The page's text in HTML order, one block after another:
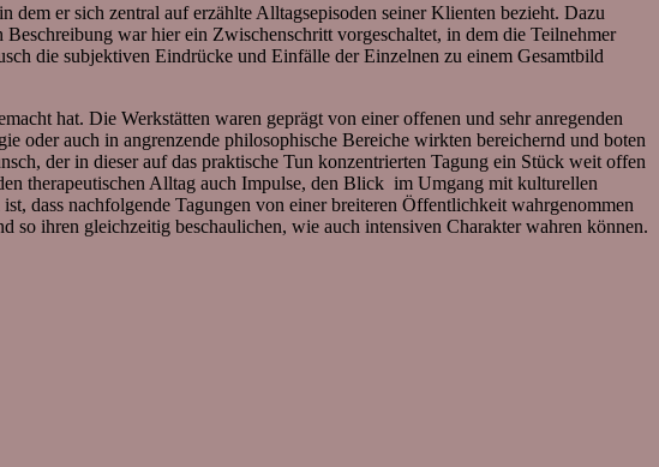
er sich zentral auf erzählte Alltagsepisoden seiner Klienten bezieht. Dazu
war hier ein Zwischenschritt vorgeschaltet, in dem die Teilnehmer
die subjektiven Eindrücke und Einfälle der Einzelnen zu einem Gesamtbild
hat. Die Werkstätten waren geprägt von einer offenen und sehr anregenden
oder auch in angrenzende philosophische Bereiche wirkten bereichernd und boten
der in dieser auf das praktische Tun konzentrierten Tagung ein Stück weit offen
therapeutischen Alltag auch Impulse, den Blick im Umgang mit kulturellen
dass nachfolgende Tagungen von einer breiteren Öffentlichkeit wahrgenommen
so ihren gleichzeitig beschaulichen, wie auch intensiven Charakter wahren können.